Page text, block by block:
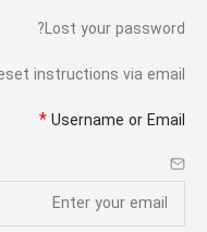
Lost your password?
instructions via email.
Username or Email
*